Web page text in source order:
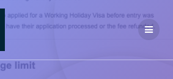
to
content